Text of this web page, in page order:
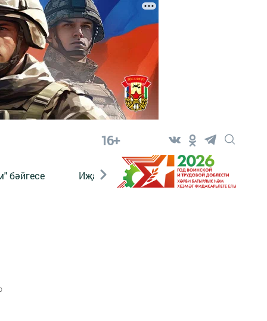
16+
бәйгесе Иҗат Реклама Онлайн